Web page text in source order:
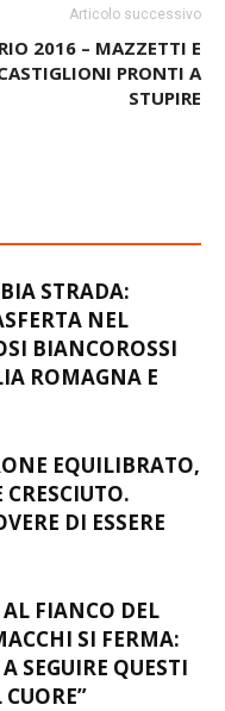
Articolo successivo
RIO 2016 – MAZZETTI E
PRONTI A
STUPIRE
STRADA:
NEL
BIANCOROSSI
ROMAGNA E
EQUILIBRATO,
CRESCIUTO.
DI ESSERE
FIANCO DEL
SI FERMA:
SEGUIRE QUESTI